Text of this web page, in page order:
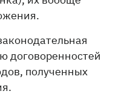
договоренностей
полученных